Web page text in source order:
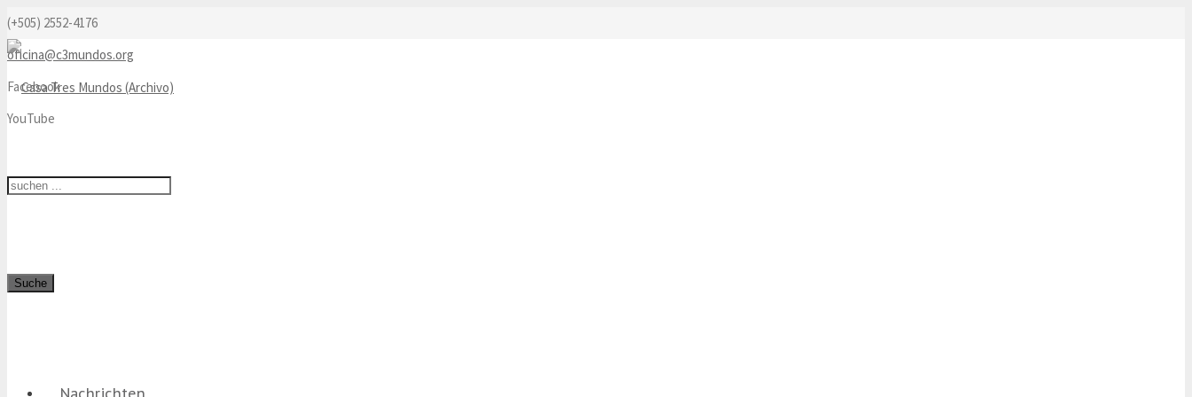
(+505) 2552-4176
oficina@c3mundos.org
Facebook
YouTube
Suche
Nachrichten